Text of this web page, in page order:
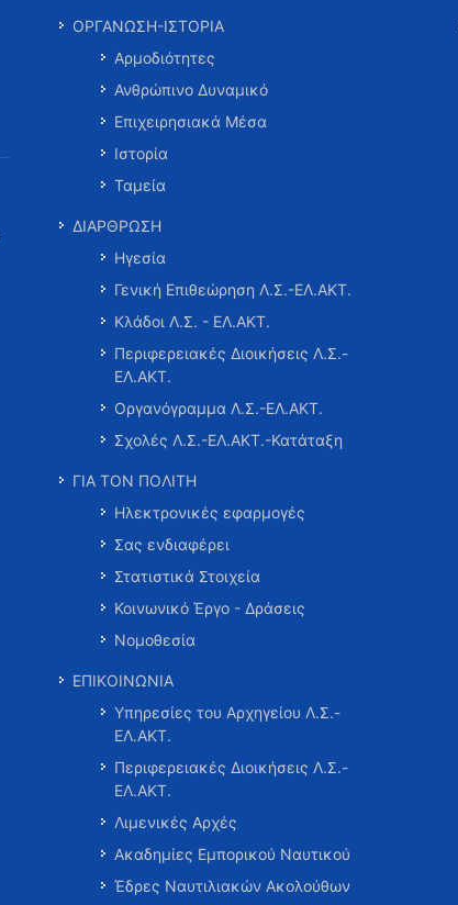
ΟΡΓΑΝΩΣΗ-ΙΣΤΟΡΙΑ
Αρμοδιότητες
Ανθρώπινο Δυναμικό
Επιχειρησιακά Μέσα
Ιστορία
Ταμεία
ΔΙΑΡΘΡΩΣΗ
Ηγεσία
Γενική Επιθεώρηση Λ.Σ.-ΕΛ.ΑΚΤ.
Κλάδοι Λ.Σ. - ΕΛ.ΑΚΤ.
Περιφερειακές Διοικήσεις Λ.Σ.-
ΕΛ.ΑΚΤ.
Οργανόγραμμα Λ.Σ.-ΕΛ.ΑΚΤ.
Σχολές Λ.Σ.-ΕΛ.ΑΚΤ.-Κατάταξη
ΓΙΑ ΤΟΝ ΠΟΛΙΤΗ
Ηλεκτρονικές εφαρμογές
Σας ενδιαφέρει
Στατιστικά Στοιχεία
Κοινωνικό Έργο - Δράσεις
Νομοθεσία
ΕΠΙΚΟΙΝΩΝΙΑ
Υπηρεσίες του Αρχηγείου Λ.Σ.-
ΕΛ.ΑΚΤ.
Περιφερειακές Διοικήσεις Λ.Σ.-
ΕΛ.ΑΚΤ.
Λιμενικές Αρχές
Ακαδημίες Εμπορικού Ναυτικού
Έδρες Ναυτιλιακών Ακολούθων